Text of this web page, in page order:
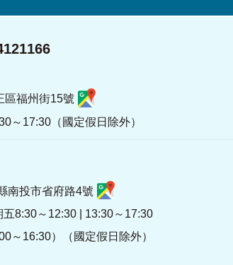
區福州街15號
～17:30（國定假日除外）
南投市省府路4號
8:30～12:30 | 13:30～17:30
～16:30）（國定假日除外）